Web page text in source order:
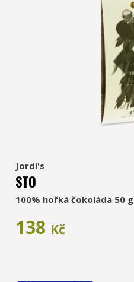
Jordi's
STO
100% hořká čokoláda 50 g
138 Kč